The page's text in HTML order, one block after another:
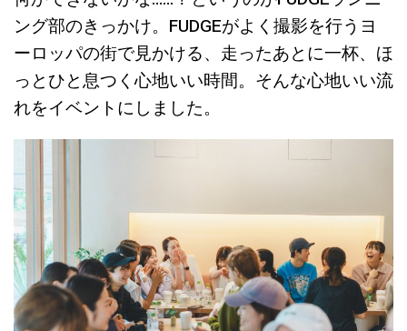
ング部のきっかけ。FUDGEがよく撮影を行うヨ
ーロッパの街で見かける、走ったあとに一杯、ほ
っとひと息つく心地いい時間。そんな心地いい流
れをイベントにしました。